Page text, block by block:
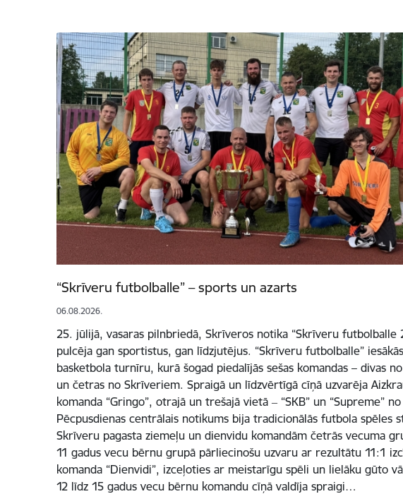
“Skrīveru futbolballe” – sports un azarts
06.08.2026.
25. jūlijā, vasaras pilnbriedā, Skrīveros notika “Skrīveru futbolballe
pulcēja gan sportistus, gan līdzjutējus. “Skrīveru futbolballe”
basketbola turnīru, kurā šogad piedalījās sešas komandas – divas
un četras no Skrīveriem. Spraigā un līdzvērtīgā cīņā uzvarēja
komanda “Gringo”, otrajā un trešajā vietā ‒ “SKB” un “Supreme”
Pēcpusdienas centrālais notikums bija tradicionālās futbola spēles
Skrīveru pagasta ziemeļu un dienvidu komandām četrās vecuma
11 gadus vecu bērnu grupā pārliecinošu uzvaru ar rezultātu 11:1
komanda “Dienvidi”, izceļoties ar meistarīgu spēli un lielāku gūto
12 līdz 15 gadus vecu bērnu komandu cīņā valdīja spraigi…